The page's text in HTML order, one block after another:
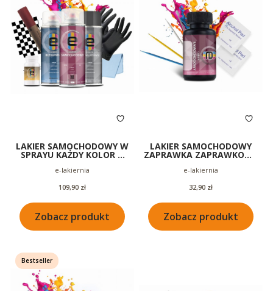
LAKIER SAMOCHODOWY W
SPRAYU KAŻDY KOLOR +
400ML
Producent
e-lakiernia
Cena
109,90 zł
Zobacz produkt
LAKIER SAMOCHODOWY
ZAPRAWKA ZAPRAWKOWY
Producent
e-lakiernia
Cena
32,90 zł
Zobacz produkt
Bestseller